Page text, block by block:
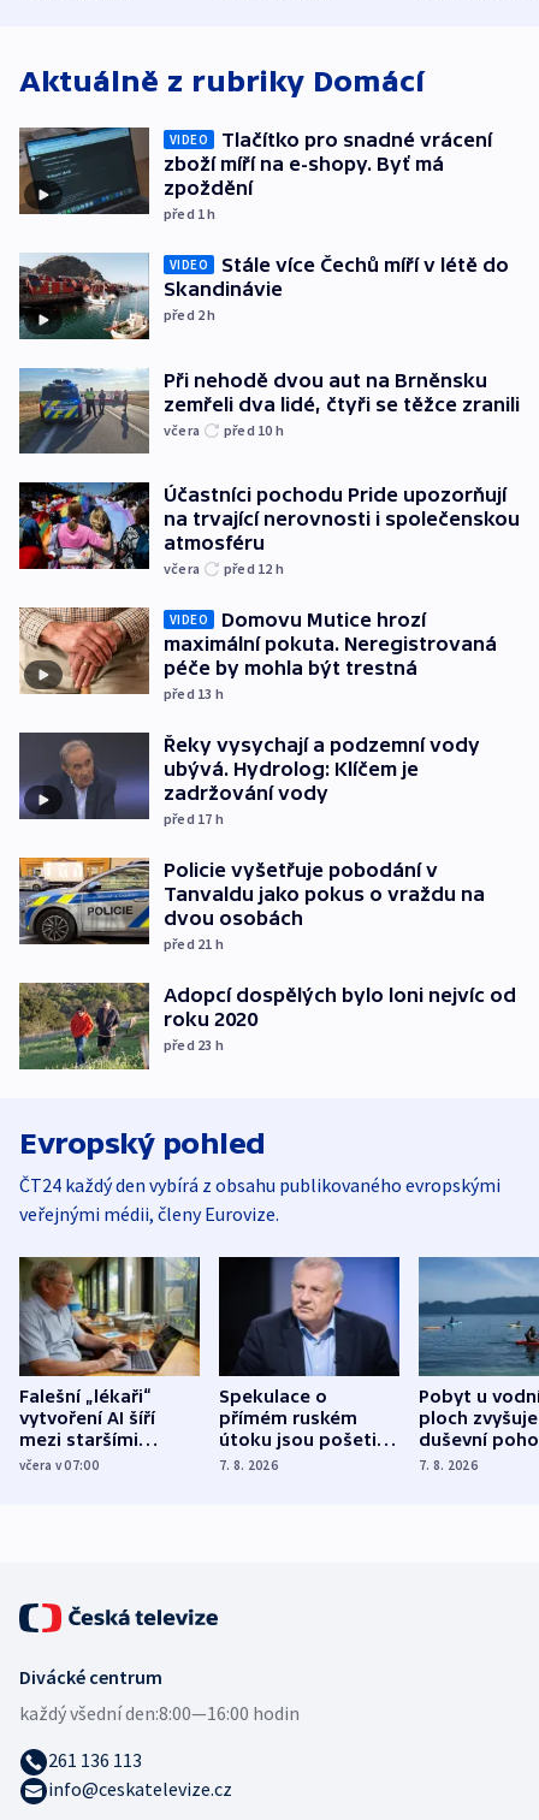
Aktuálně z rubriky Domácí
VIDEO
Tlačítko pro snadné vrácení
zboží míří na e-shopy. Byť má
zpoždění
před 1h
VIDEO
Stále více Čechů míří v létě do
Skandinávie
před 2h
Při nehodě dvou aut na Brněnsku
zemřeli dva lidé, čtyři se těžce zranili
včera před 10 h
Účastníci pochodu Pride upozorňují
na trvající nerovnosti i společenskou
atmosféru
včera před 12 h
VIDEO
Domovu Mutice hrozí
maximální pokuta. Neregistrovaná
péče by mohla být trestná
před 13 h
Řeky vysychají a podzemní vody
ubývá. Hydrolog: Klíčem je
zadržování vody
před 17 h
Policie vyšetřuje pobodání v
Tanvaldu jako pokus o vraždu na
dvou osobách
před 21 h
Adopcí dospělých bylo loni nejvíc od
roku 2020
před 23 h
Evropský pohled
ČT24 každý den vybírá z obsahu publikovaného evropskými
veřejnými médii, členy Eurovize.
Falešní „lékaři“
vytvoření AI šíří
mezi staršími
Poláky nebezpečné
včera v 07:00
Spekulace o
přímém ruském
útoku jsou pošetilé,
míní estonský
7. 8. 2026
Pobyt u
ploch zvyšuje
duševní
ukázala
7. 8. 2026
Divácké centrum
každý všední den:8:00—16:00 hodin
261 136 113
info@ceskatelevize.cz